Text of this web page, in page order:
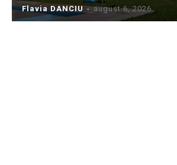
Flavia DANCIU - august 6, 2026